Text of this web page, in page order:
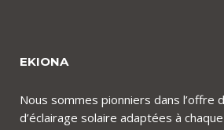
EKIONA
Nous sommes pionniers dans l’offre
d’éclairage solaire adaptées à